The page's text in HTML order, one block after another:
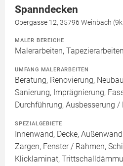
Spanndecken
Obergasse 12, 35796 Weinbach
MALER BEREICHE
Malerarbeiten,
UMFANG MALERARBEITEN
Beratung, Renovierung,
Sanierung, Imprägnierung,
Durchführung, Ausbesserung /
SPEZIALGEBIETE
Innenwand, Decke,
Zargen, Fenster / Rahmen,
Klicklaminat,